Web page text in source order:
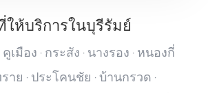
ห้บริการในบุรีรัมย์
เมือง · กระสัง · นางรอง · หนองกี่
าย · ประโคนชัย · บ้านกรวด ·